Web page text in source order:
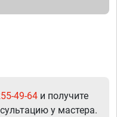
49-64 и получите
у мастера.